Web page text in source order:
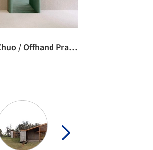
Tienda insignia XiaoZhuo / Offhand Practice